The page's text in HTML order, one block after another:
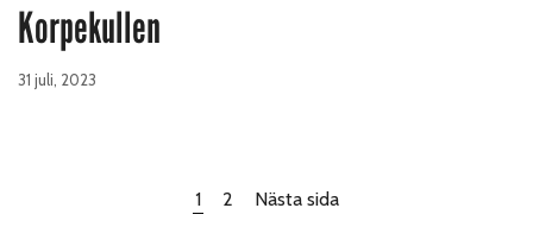
Korpekullen
31 juli, 2023
1 2 Nästa sida